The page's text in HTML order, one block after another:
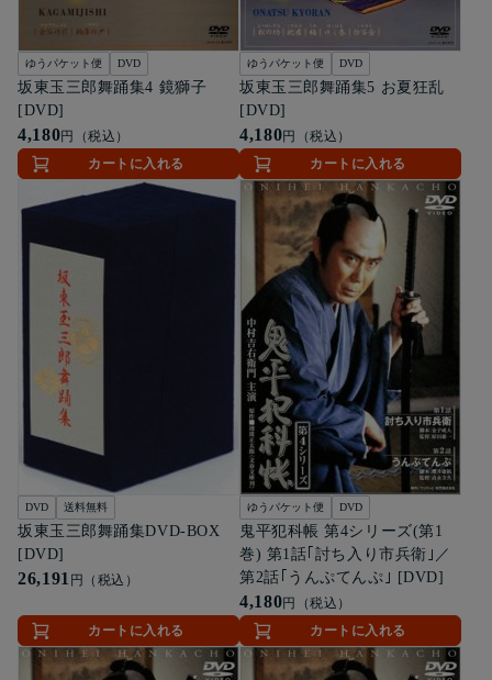
ゆうパケット便 DVD
坂東玉三郎舞踊集4 鏡獅子
[DVD]
4,180円（税込）
カートに入れる
ゆうパケット便 DVD
坂東玉三郎舞踊集5 お夏狂乱
[DVD]
4,180円（税込）
カートに入れる
DVD 送料無料
坂東玉三郎舞踊集DVD-BOX
[DVD]
26,191 円（税込）
カートに入れる
ゆうパケット便 DVD
鬼平犯科帳 第4シリーズ(第1
巻) 第1話｢討ち入り市兵衛｣／
第2話｢うんぷてんぷ｣ [DVD]
4,180円（税込）
カートに入れる